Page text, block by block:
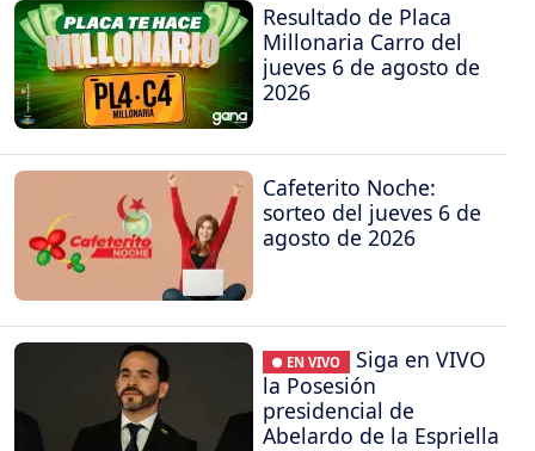
Resultado de Placa
Millonaria Carro del
jueves 6 de agosto de
2026
Cafeterito Noche:
sorteo del jueves 6 de
agosto de 2026
● EN VIVO
Siga en VIVO
la Posesión
presidencial de
Abelardo de la Espriella